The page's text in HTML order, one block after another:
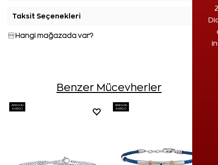
Taksit Seçenekleri
Hangi mağazada var?
Benzer Mücevherler
AYNI GÜN
KARGO
AYNI GÜN
KARGO